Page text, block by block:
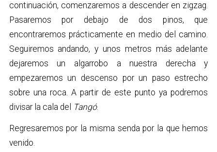
continuación, comenzaremos a descender en zigzag.
Pasaremos por debajo de dos pinos, que
encontraremos prácticamente en medio del camino.
Seguiremos andando, y unos metros más adelante
dejaremos un algarrobo a nuestra derecha y
empezaremos un descenso por un paso estrecho
sobre una roca. A partir de este punto ya podremos
divisar la cala del Tangó.
Regresaremos por la misma senda por la que hemos
venido.